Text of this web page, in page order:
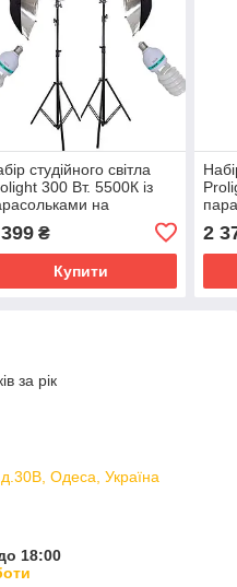
студійного світла
300 Вт. 5500К із
на
₴
Купити
2
за рік
Одеса, Україна
18:00